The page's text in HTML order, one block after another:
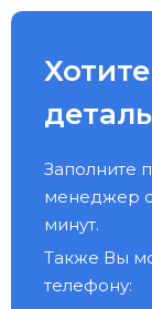
Заполните
менеджер
минут.
Также Вы
телефону: